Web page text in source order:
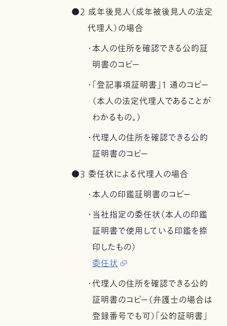
●2 成年後見人（成年被後見人の法定
代理人）の場合
・本人の住所を確認できる公的証
明書のコピー
・「登記事項証明書」1 通のコピー
（本人の法定代理人であることが
わかるもの。）
・代理人の住所を確認できる公的
証明書のコピー
●3 委任状による代理人の場合
・本人の印鑑証明書のコピー
・当社指定の委任状（本人の印鑑
証明書で使用している印鑑を捺
印したもの）
委任状
・代理人の住所を確認できる公的
証明書のコピー（弁護士の場合は
登録番号でも可）「公的証明書」